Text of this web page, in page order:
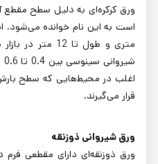
ورق کرکره‌ای به دلیل سطح
متری و طول تا
اغلب در محیط‌هایی که سطح
قرار می‌گیرند.
ورق شیروانی ذوزنقه
ورق ذوزنقه‌ای دارای مقطعی